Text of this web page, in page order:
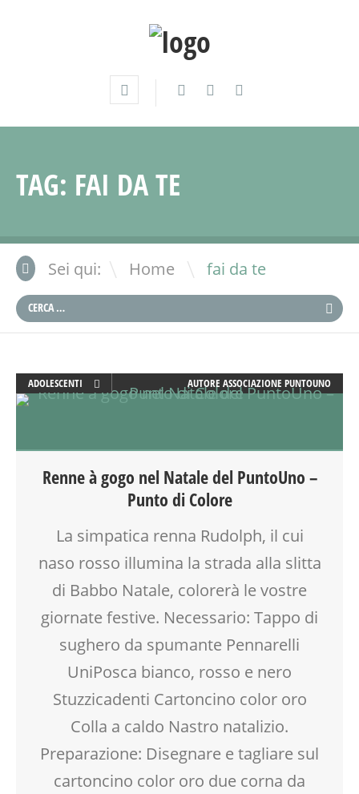
TAG: FAI DA TE
Sei qui: Home \ fai da te
ADOLESCENTI
ARTE
FAMIGLIA
LABORATORIO
MAMME
MOOD BOX
TEENAGER
TEMPO LIBERO
WORKSHOP
AUTORE ASSOCIAZIONE PUNTOUNO
Renne à gogo nel Natale del PuntoUno –
Punto di Colore
La simpatica renna Rudolph, il cui
naso rosso illumina la strada alla slitta
di Babbo Natale, colorerà le vostre
giornate festive. Necessario: Tappo di
sughero da spumante Pennarelli
UniPosca bianco, rosso e nero
Stuzzicadenti Cartoncino color oro
Colla a caldo Nastro natalizio.
Preparazione: Disegnare e tagliare sul
cartoncino color oro due corna da